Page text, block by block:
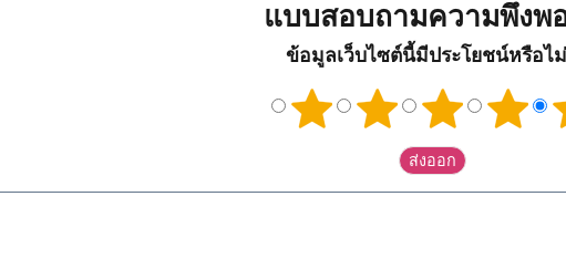
แบบสอบถามความพึงพ
ข้อมูลเว็บไซต์นี้มีประโยชน์หรือไ